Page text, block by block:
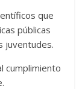
que
públicas
juventudes.
cumplimiento